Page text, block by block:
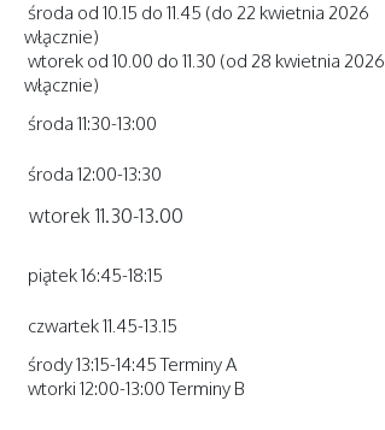
środa od 10.15 do 11.45 (do 22 kwietnia 2026
włącznie)
wtorek od 10.00 do 11.30 (od 28 kwietnia 2026
włącznie)
środa 11:30-13:00
środa 12:00-13:30
wtorek 11.30-13.00
piątek 16:45-18:15
czwartek 11.45-13.15
środy 13:15-14:45 Terminy A
wtorki 12:00-13:00 Terminy B